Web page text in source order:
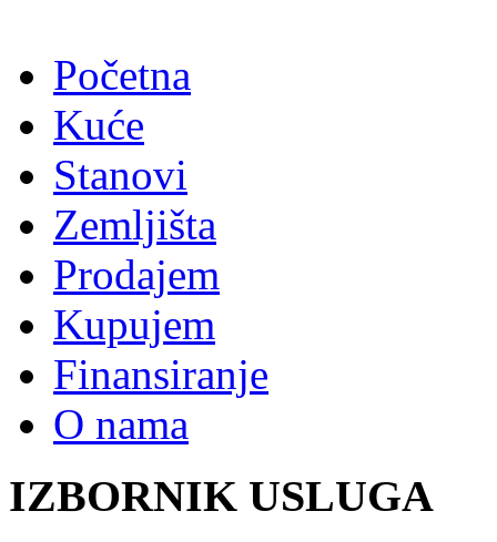
Početna
Kuće
Stanovi
Zemljišta
Prodajem
Kupujem
Finansiranje
O nama
IZBORNIK USLUGA